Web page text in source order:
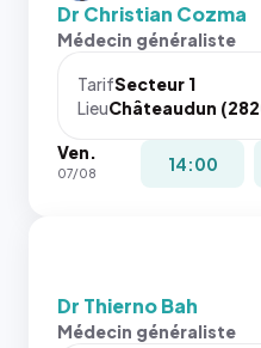
Dr Christian Cozma
Médecin généraliste
TarifSecteur 1
LieuChâteaudun
Ven.
07/08 14:00
Dr Thierno Bah
Médecin généraliste